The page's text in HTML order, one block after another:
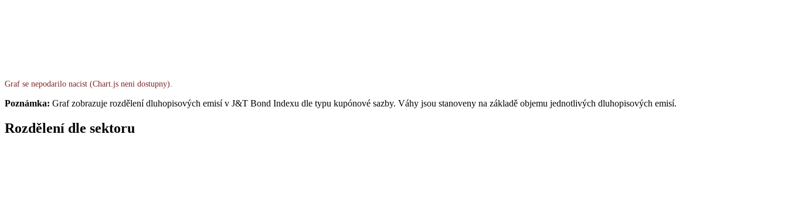
Graf se nepodarilo nacist (Chart.js neni dostupny).
Poznámka: Graf zobrazuje rozdělení dluhopisových emisí v J&T Bond Indexu dle typu kupónové sazby. Váhy jsou stanoveny na základě objemu jednotlivých dluhopisových emisí.
Rozdělení dle sektoru